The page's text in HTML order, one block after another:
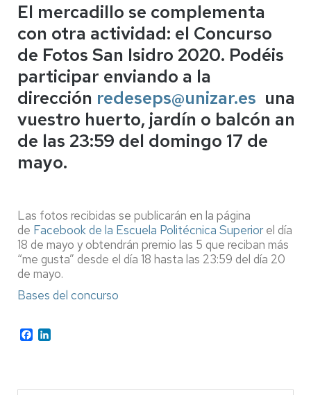
El mercadillo se complementa
con otra actividad: el Concurso
de Fotos San Isidro 2020. Podéis
participar enviando a la
dirección redeseps@unizar.es una
vuestro huerto, jardín o balcón
de las 23:59 del domingo 17 de
mayo.
Las fotos recibidas se publicarán en la página
de Facebook de la Escuela Politécnica Superior el día
18 de mayo y obtendrán premio las 5 que reciban más
“me gusta” desde el día 18 hasta las 23:59 del día 20
de mayo.
Bases del concurso
Facebook